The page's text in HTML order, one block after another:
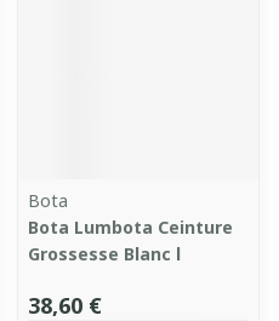
Bota
Bota Lumbota Ceinture
Grossesse Blanc l
38,60 €